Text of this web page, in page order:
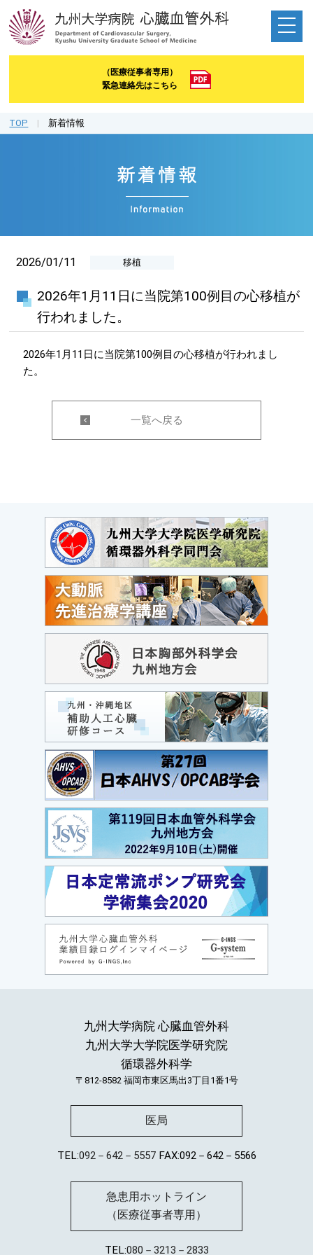
（医療従事者専用）
緊急連絡先はこちら
TOP | 新着情報
2026/01/11 移植
2026年1月11日に当院第100例目の心移植が
行われました。
2026年1月11日に当院第100例目の心移植が行われまし
た。
一覧へ戻る
九州大学病院 心臓血管外科
九州大学大学院医学研究院
循環器外科学
〒812-8582 福岡市東区馬出3丁目1番1号
医局
TEL:092－642－5557FAX:092－642－5566
急患用ホットライン
（医療従事者専用）
TEL:080－3213－2833